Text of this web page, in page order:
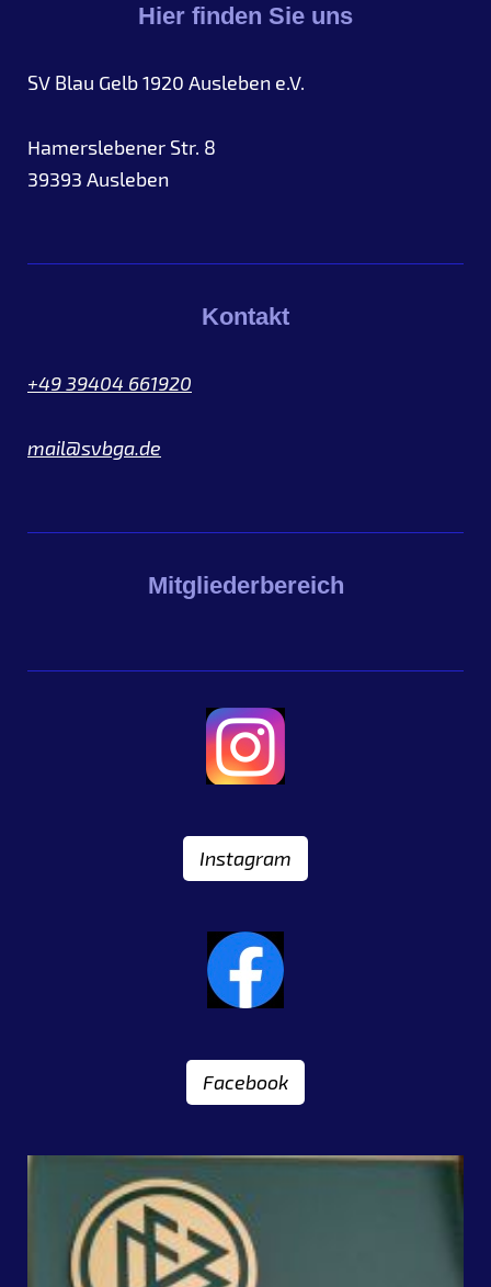
Hier finden Sie uns
SV Blau Gelb 1920 Ausleben e.V.
Hamerslebener Str. 8
39393 Ausleben
Kontakt
+49 39404 661920
mail@svbga.de
Mitgliederbereich
Instagram
Facebook